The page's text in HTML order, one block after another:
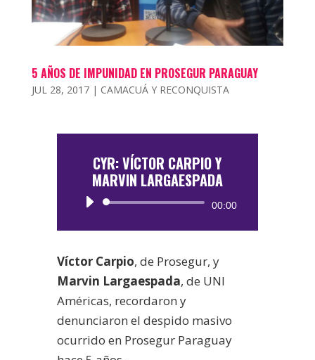
5 AÑOS DE IMPUNIDAD EN PROSEGUR PARAGUAY
JUL 28, 2017| CAMACUÁ Y RECONQUISTA
CYR: VÍCTOR CARPIO Y
MARVIN LARGAESPADA
Reproductor
00:00
Víctor Carpio, de Prosegur, y
Marvin Largaespada, de UNI
Américas, recordaron y
denunciaron el despido masivo
ocurrido en Prosegur Paraguay